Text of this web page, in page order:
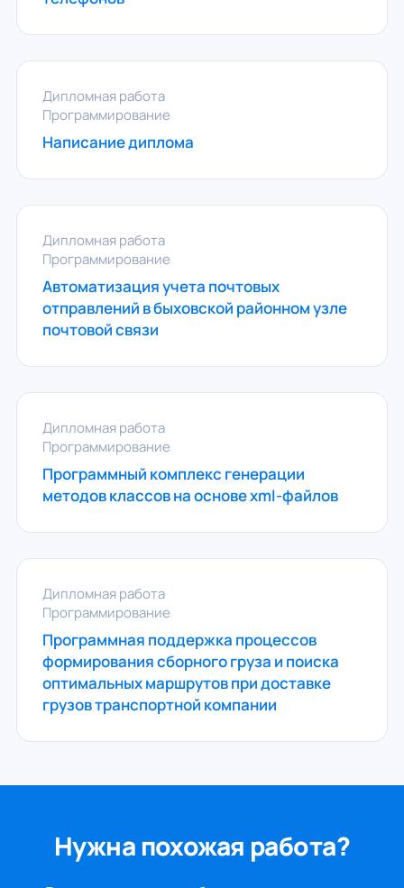
Дипломная работа
Программирование
Написание диплома
Дипломная работа
Программирование
Автоматизация учета почтовых
отправлений в быховской районном узле
почтовой связи
Дипломная работа
Программирование
Программный комплекс генерации
методов классов на основе xml-файлов
Дипломная работа
Программирование
Программная поддержка процессов
формирования сборного груза и поиска
оптимальных маршрутов при доставке
грузов транспортной компании
Нужна похожая работа?